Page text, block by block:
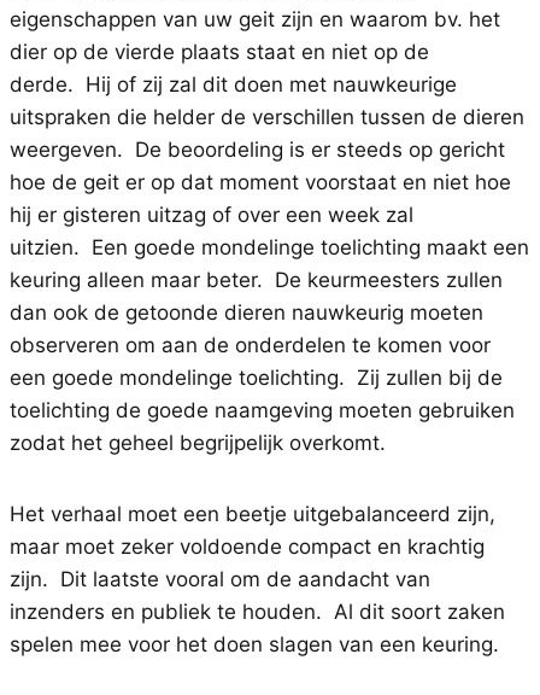
eigenschappen van uw geit zijn en waarom bv. het
dier op de vierde plaats staat en niet op de
derde. Hij of zij zal dit doen met nauwkeurige
uitspraken die helder de verschillen tussen de dieren
weergeven. De beoordeling is er steeds op gericht
hoe de geit er op dat moment voorstaat en niet hoe
hij er gisteren uitzag of over een week zal
uitzien. Een goede mondelinge toelichting maakt een
keuring alleen maar beter. De keurmeesters zullen
dan ook de getoonde dieren nauwkeurig moeten
observeren om aan de onderdelen te komen voor
een goede mondelinge toelichting. Zij zullen bij de
toelichting de goede naamgeving moeten gebruiken
zodat het geheel begrijpelijk overkomt.
Het verhaal moet een beetje uitgebalanceerd zijn,
maar moet zeker voldoende compact en krachtig
zijn. Dit laatste vooral om de aandacht van
inzenders en publiek te houden. Al dit soort zaken
spelen mee voor het doen slagen van een keuring.